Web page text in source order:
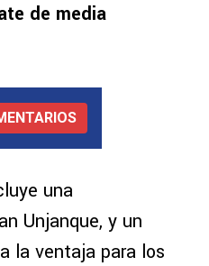
de media
una
Unjanque, y un
la ventaja para los